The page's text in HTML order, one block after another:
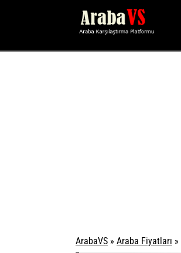
ArabaVS » Araba Fiyatları »